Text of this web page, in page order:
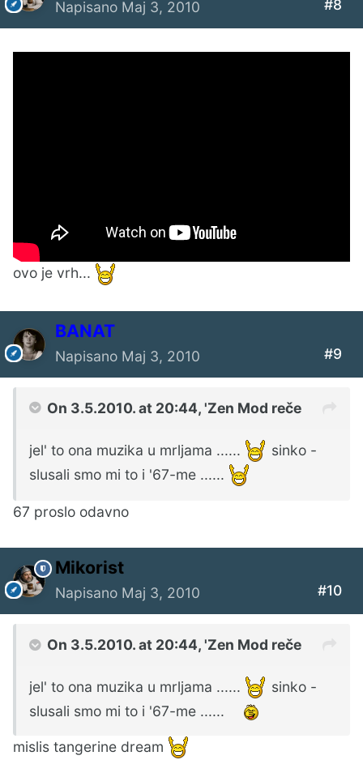
Napisano Maj 3, 2010 #8
ovo je vrh...
BANAT
Napisano Maj 3, 2010 #9
On 3.5.2010. at 20:44, 'Zen Mod reče
jel' to ona muzika u mrljama ......
sinko -
slusali smo mi to i '67-me ......
67 proslo odavno
Mikorist
Napisano Maj 3, 2010 #10
On 3.5.2010. at 20:44, 'Zen Mod reče
jel' to ona muzika u mrljama ......
sinko -
slusali smo mi to i '67-me ......
mislis tangerine dream